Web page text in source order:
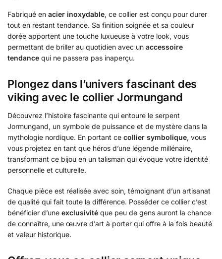
Fabriqué en acier inoxydable, ce collier est conçu pour durer
tout en restant tendance. Sa finition soignée et sa couleur
dorée apportent une touche luxueuse à votre look, vous
permettant de briller au quotidien avec un accessoire
tendance qui ne passera pas inaperçu.
Plongez dans l’univers fascinant des
viking avec le collier Jormungand
Découvrez l’histoire fascinante qui entoure le serpent
Jormungand, un symbole de puissance et de mystère dans la
mythologie nordique. En portant ce collier symbolique, vous
vous projetez en tant que héros d’une légende millénaire,
transformant ce bijou en un talisman qui évoque votre identité
personnelle et culturelle.
Chaque pièce est réalisée avec soin, témoignant d’un artisanat
de qualité qui fait toute la différence. Posséder ce collier c’est
bénéficier d’une exclusivité que peu de gens auront la chance
de connaître, une œuvre d’art à porter qui offre à la fois beauté
et valeur historique.